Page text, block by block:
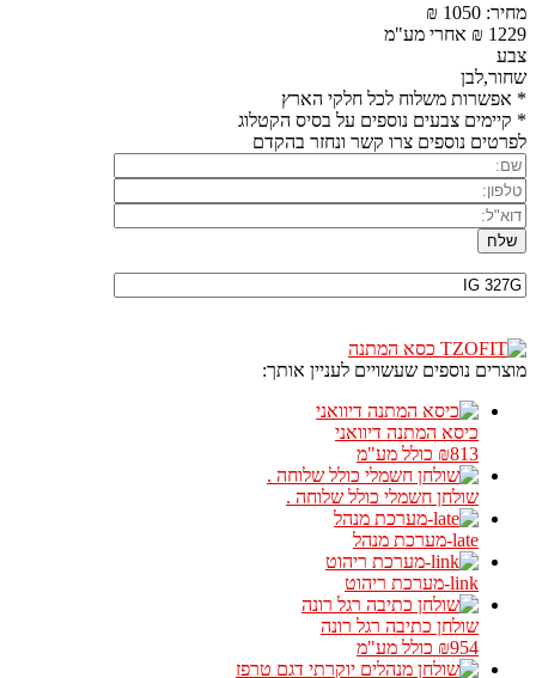
מחיר: 1050 ₪
1229 ₪ אחרי מע"מ
צבע
שחור,לבן
* אפשרות משלוח לכל חלקי הארץ
* קיימים צבעים נוספים על בסיס הקטלוג
לפרטים נוספים צרו קשר ונחזר בהקדם
מוצרים נוספים שעשויים לעניין אותך:
כיסא המתנה דיוואני
₪813 כולל מע"מ
שולחן חשמלי כולל שלוחה .
late-מערכת מנהל
link-מערכת ריהוט
שולחן כתיבה רגל רונה
₪954 כולל מע"מ